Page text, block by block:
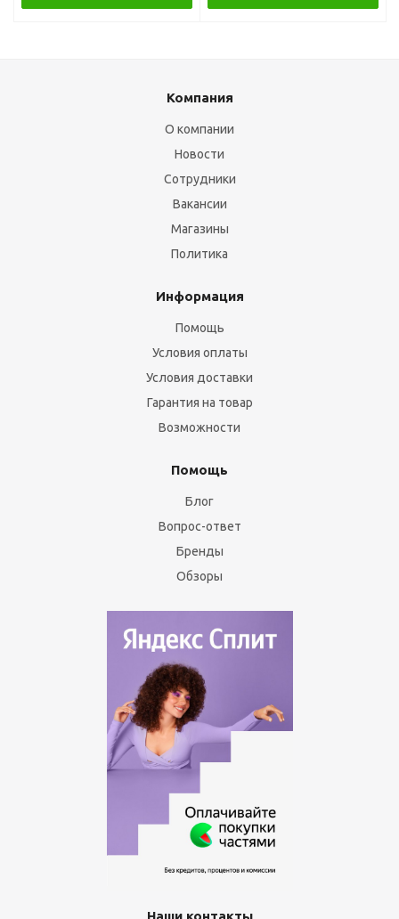
Компания
О компании
Новости
Сотрудники
Вакансии
Магазины
Политика
Информация
Помощь
Условия оплаты
Условия доставки
Гарантия на товар
Возможности
Помощь
Блог
Вопрос-ответ
Бренды
Обзоры
Наши контакты